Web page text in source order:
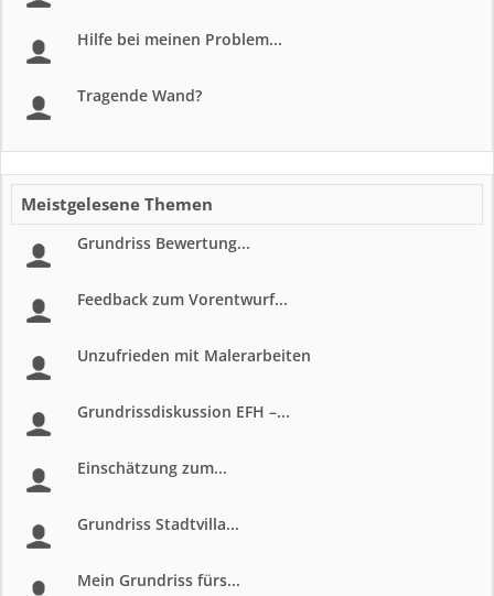
Hilfe bei meinen Problem...
Tragende Wand?
Meistgelesene Themen
Grundriss Bewertung...
Feedback zum Vorentwurf...
Unzufrieden mit Malerarbeiten
Grundrissdiskussion EFH –...
Einschätzung zum...
Grundriss Stadtvilla...
Mein Grundriss fürs...